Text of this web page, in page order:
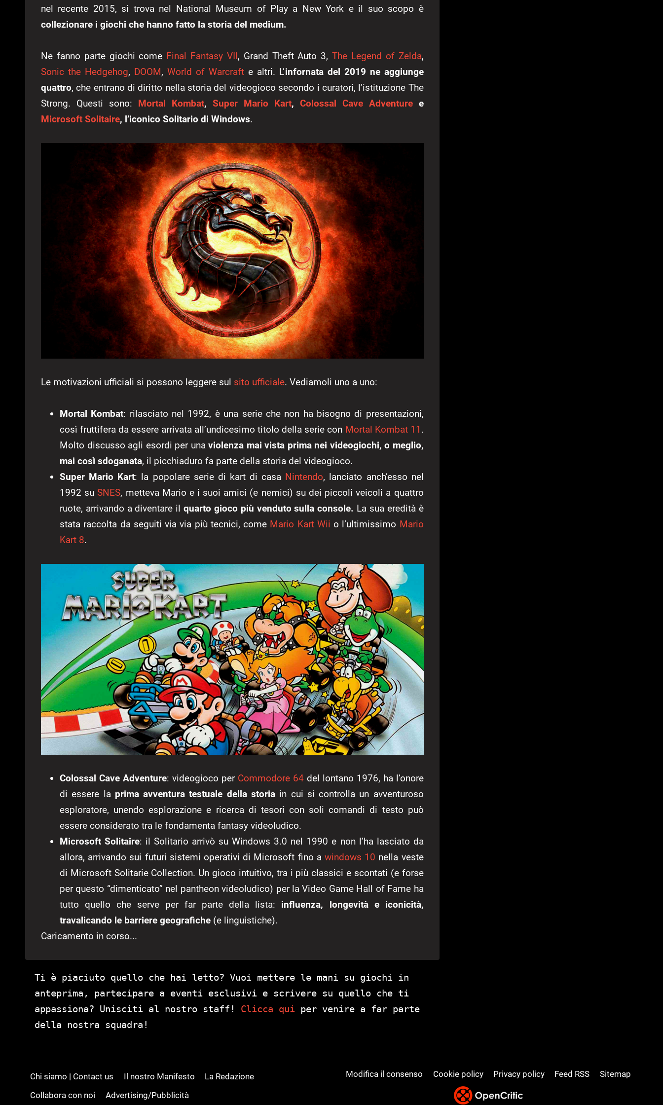
nel recente 2015, si trova nel National Museum of Play a New York e il suo scopo è
collezionare i giochi che hanno fatto la storia del medium.
Ne fanno parte giochi come Final Fantasy VII, Grand Theft Auto 3,The Legend of Zelda,
Sonic the Hedgehog, DOOM,World of Warcraft e altri. L’infornata del 2019 ne aggiunge
quattro, che entrano di diritto nella storia del videogioco secondo i curatori, l’istituzione The
Strong. Questi sono: Mortal Kombat, Super Mario Kart, Colossal Cave Adventuree
Microsoft Solitaire, l’iconico Solitario di Windows.
Le motivazioni ufficiali si possono leggere sul sito ufficiale. Vediamoli uno a uno:
Mortal Kombat: rilasciato nel 1992, è una serie che non ha bisogno di presentazioni,
così fruttifera da essere arrivata all’undicesimo titolo della serie con Mortal Kombat 11 .
Molto discusso agli esordi per unaviolenza mai vista prima nei videogiochi, o meglio,
mai così sdoganata, il picchiaduro fa parte della storia del videogioco.
Super Mario Kart: la popolare serie di kart di casa Nintendo, lanciato anch’esso nel
1992 suSNES, metteva Mario e i suoi amici (e nemici) su dei piccoli veicoli a quattro
ruote, arrivando a diventare ilquarto gioco più venduto sulla console. La sua eredità è
stata raccolta da seguiti via via più tecnici, come Mario Kart Wii o l’ultimissimo Mario
Kart 8.
Colossal Cave Adventure: videogioco per Commodore 64del lontano 1976, ha l’onore
di essere la prima avventura testuale della storiain cui si controlla un avventuroso
esploratore, unendo esplorazione e ricerca di tesori con soli comandi di testo può
essere considerato tra le fondamenta fantasy videoludico.
Microsoft Solitaire: il Solitario arrivò su Windows 3.0 nel 1990 e non l’ha lasciato da
allora, arrivando sui futuri sistemi operativi di Microsoft fino awindows 10 nella veste
di Microsoft Solitarie Collection. Un gioco intuitivo, tra i più classici e scontati (e forse
per questo “dimenticato” nel pantheon videoludico) per la Video Game Hall of Fame ha
tutto quello che serve per far parte della lista: influenza, longevità e iconicità,
travalicando le barriere geografiche (e linguistiche).
Caricamento in corso...
Ti è piaciuto quello che hai letto? Vuoi mettere le mani su giochi in
anteprima, partecipare a eventi esclusivi e scrivere su quello che ti
appassiona? Unisciti al nostro staff! Clicca qui per venire a far parte
della nostra squadra!
Chi siamo | Contact us Il nostro Manifesto
La Redazione
Collabora con noi
Advertising/Pubblicità
Modifica il consenso Cookie policy Privacy policy Feed RSS Sitemap